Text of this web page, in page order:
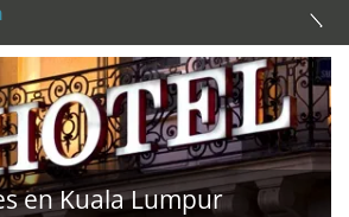
en Kuala Lumpur